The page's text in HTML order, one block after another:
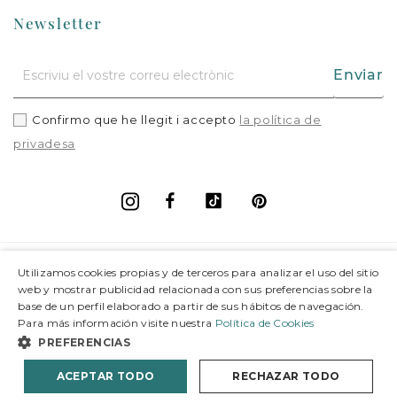
Informació
Suport
© 2026 Joieria Grau.Tots els drets reservats.
Newsletter
Enviar
Confirmo que he llegit i accepto la política de
privadesa
FacebookVimeo
Instagram
Utilizamos cookies propias y de terceros para analizar el uso del sitio
web y mostrar publicidad relacionada con sus preferencias sobre la
base de un perfil elaborado a partir de sus hábitos de navegación.
Para más información visite nuestra Política de Cookies
PREFERENCIAS
ACEPTAR TODO RECHAZAR TODO